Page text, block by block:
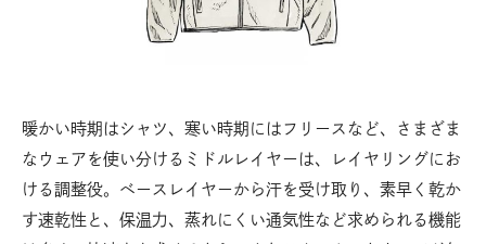
暖かい時期はシャツ、寒い時期にはフリースなど、さまざま
なウェアを使い分けるミドルレイヤーは、レイヤリングにお
ける調整役。ベースレイヤーから汗を受け取り、素早く乾か
す速乾性と、保温力、蒸れにくい通気性など求められる機能